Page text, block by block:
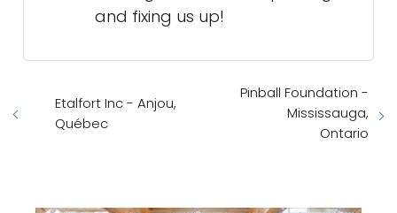
and fixing us up!
Etalfort Inc - Anjou,
Québec
Pinball Foundation -
Mississauga,
Ontario